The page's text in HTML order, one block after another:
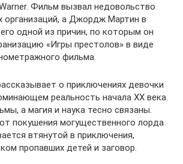
Фильм вызвал недовольство
организаций, а Джордж Мартин в
одной из причин, по которым он
«Игры престолов» в виде
фильма.
о приключениях девочки
реальность начала ХХ века.
а магия и наука тесно связаны.
покушения могущественного лорда
втянутой в приключения,
пропавших детей и заговор.